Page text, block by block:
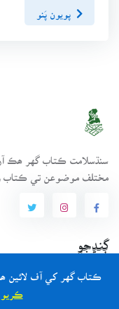
ڪتاب گهر کي آف لائين
مختلف موضوعن تي ڪتاب
ڳنڍجو
ڪتاب گهر بابت